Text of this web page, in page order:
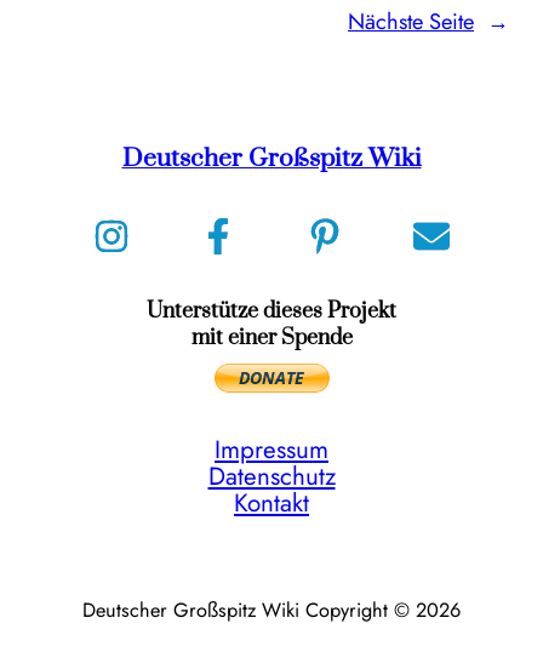
Nächste Seite →
Deutscher Großspitz Wiki
Unterstütze dieses Projekt
mit einer Spende
Impressum
Datenschutz
Kontakt
Deutscher Großspitz Wiki Copyright © 2026